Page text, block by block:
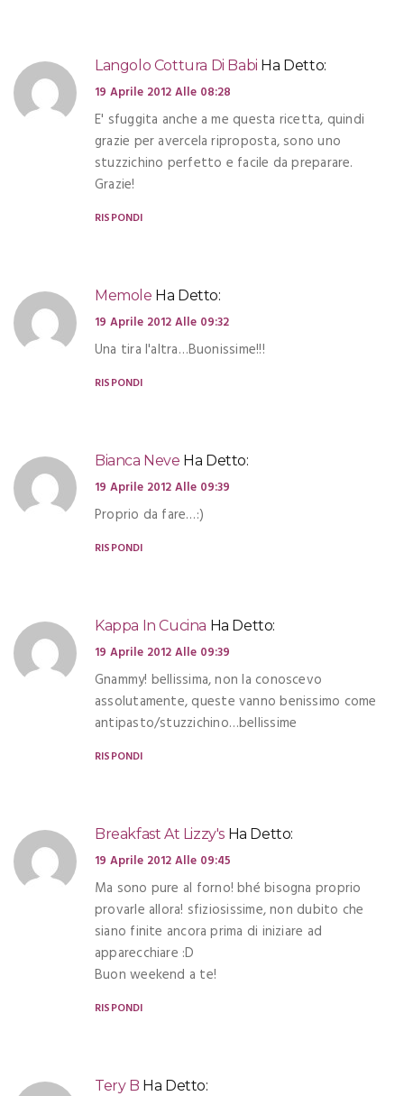
Langolo Cottura Di Babi Ha Detto:
19 Aprile 2012 Alle 08:28
E' sfuggita anche a me questa ricetta, quindi
grazie per avercela riproposta, sono uno
stuzzichino perfetto e facile da preparare.
Grazie!
RISPONDI
Memole Ha Detto:
19 Aprile 2012 Alle 09:32
Una tira l'altra…Buonissime!!!
RISPONDI
Bianca Neve Ha Detto:
19 Aprile 2012 Alle 09:39
Proprio da fare…:)
RISPONDI
Kappa In Cucina Ha Detto:
19 Aprile 2012 Alle 09:39
Gnammy! bellissima, non la conoscevo
assolutamente, queste vanno benissimo come
antipasto/stuzzichino…bellissime
RISPONDI
Breakfast At Lizzy's Ha Detto:
19 Aprile 2012 Alle 09:45
Ma sono pure al forno! bhé bisogna proprio
provarle allora! sfiziosissime, non dubito che
siano finite ancora prima di iniziare ad
apparecchiare :D
Buon weekend a te!
RISPONDI
Tery B Ha Detto: